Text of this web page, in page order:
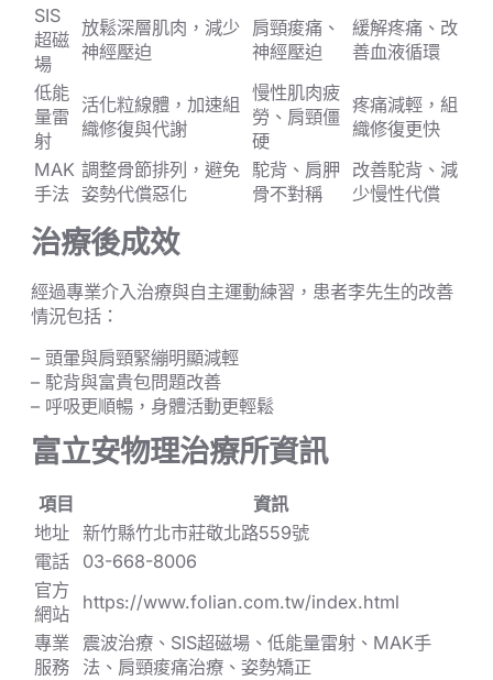
SIS
超磁
場
放鬆深層肌肉，減少
神經壓迫
肩頸痠痛、
神經壓迫
緩解疼痛、改
善血液循環
低能
量雷
射
活化粒線體，加速組
織修復與代謝
慢性肌肉疲
勞、肩頸僵
硬
疼痛減輕，組
織修復更快
MAK
手法
調整骨節排列，避免
姿勢代償惡化
駝背、肩胛
骨不對稱
改善駝背、減
少慢性代償
治療後成效
經過專業介入治療與自主運動練習，患者李先生的改善
情況包括：
– 頭暈與肩頸緊繃明顯減輕
– 駝背與富貴包問題改善
– 呼吸更順暢，身體活動更輕鬆
富立安物理治療所資訊
項目
資訊
地址 新竹縣竹北市莊敬北路559號
電話
03-668-8006
官方
網站
https://www.folian.com.tw/index.html
專業
服務
震波治療、SIS超磁場、低能量雷射、MAK手
法、肩頸痠痛治療、姿勢矯正